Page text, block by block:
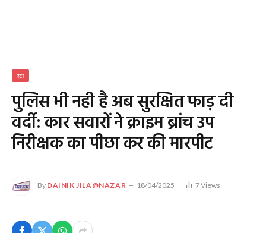
एटा
पुलिस भी नही है अब सुरक्षित फाड़ दी
वर्दी: कार सवारों ने क्राइम ब्रांच उप
निरीक्षक का पीछा कर की मारपीट
By DAINIK JILA@NAZAR 18/04/2025 7Views